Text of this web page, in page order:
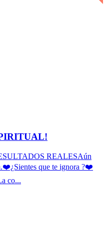
REALESAún
que te ignora ?❤️
co...